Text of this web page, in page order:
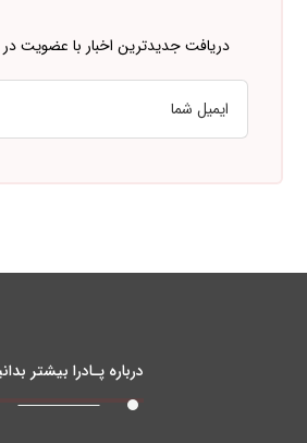
دریافت جدیدترین اخبار با عضویت در
درباره پـادرا بیشتر